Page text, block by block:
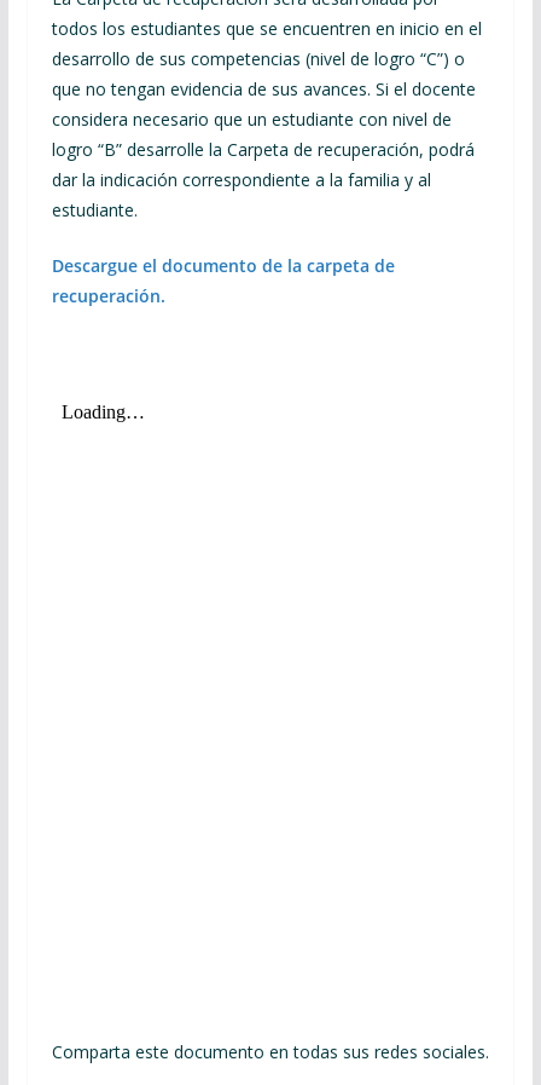
todos los estudiantes que se encuentren en inicio en el
desarrollo de sus competencias (nivel de logro “C”) o
que no tengan evidencia de sus avances. Si el docente
considera necesario que un estudiante con nivel de
logro “B” desarrolle la Carpeta de recuperación, podrá
dar la indicación correspondiente a la familia y al
estudiante.
Descargue el documento de la carpeta de
recuperación.
Comparta este documento en todas sus redes sociales.